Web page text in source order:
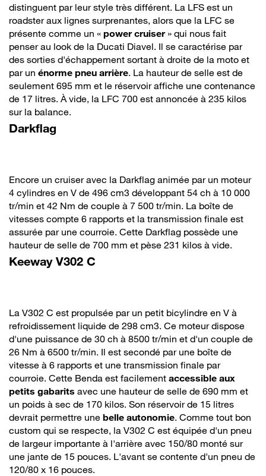
distinguent par leur style très différent. La LFS est un
roadster aux lignes surprenantes, alors que la LFC se
présente comme un « power cruiser» qui nous fait
penser au look de la Ducati Diavel. Il se caractérise par
des sorties d'échappement sortant à droite de la moto et
par un énorme pneu arrière. La hauteur de selle est de
seulement 695 mm et le réservoir affiche une contenance
de 17 litres. À vide, la LFC 700 est annoncée à 235 kilos
sur la balance.
Darkflag
Encore un cruiser avec la Darkflag animée par un moteur
4 cylindres en V de 496 cm3 développant 54 ch à 10 000
tr/min et 42 Nm de couple à 7 500 tr/min. La boîte de
vitesses compte 6 rapports et la transmission finale est
assurée par une courroie. Cette Darkflag possède une
hauteur de selle de 700 mm et pèse 231 kilos à vide.
Keeway V302 C
La V302 C est propulsée par un petit bicylindre en V à
refroidissement liquide de 298 cm3. Ce moteur dispose
d'une puissance de 30 ch à 8500 tr/min et d'un couple de
26 Nm à 6500 tr/min. Il est secondé par une boîte de
vitesse à 6 rapports et une transmission finale par
courroie. Cette Benda est facilement accessible aux
petits gabarits avec une hauteur de selle de 690 mm et
un poids à sec de 170 kilos. Son réservoir de 15 litres
devrait permettre une belle autonomie. Comme tout bon
custom qui se respecte, la V302 C est équipée d'un pneu
de largeur importante à l'arrière avec 150/80 monté sur
une jante de 15 pouces. L'avant se contente d'un pneu de
120/80 x 16 pouces.